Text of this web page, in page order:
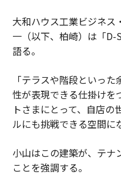
大和ハウス工業ビジネス
一（以下、柏崎）は「
語る。
「テラスや階段といっ
性が表現できる仕掛けを
トさまにとって、自店
ルにも挑戦できる空間に
小山はこの建築が、テナ
ことを強調する。